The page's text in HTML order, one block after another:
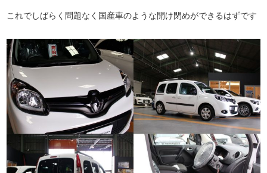
これでしばらく問題なく国産車のような開け閉めができるはずです